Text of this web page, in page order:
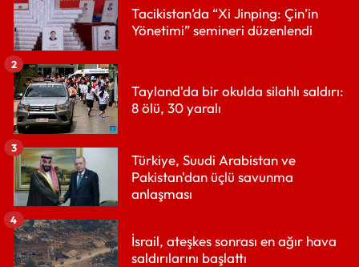
Tacikistan’da “Xi Jinping: Çin’in
Yönetimi” semineri düzenlendi
Tayland'da bir okulda silahlı saldırı:
8 ölü, 30 yaralı
2
Türkiye, Suudi Arabistan ve
Pakistan'dan üçlü savunma
anlaşması
3
İsrail, ateşkes sonrası en ağır hava
saldırılarını başlattı
4